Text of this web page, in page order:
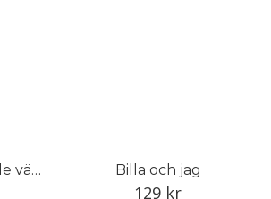
Fotografen som kunde vänta Billa och jag
129 kr